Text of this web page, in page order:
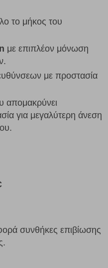
το μήκος του
με επιπλέον μόνωση
με προστασία
απομακρύνει
για μεγαλύτερη άνεση
συνθήκες επιβίωσης